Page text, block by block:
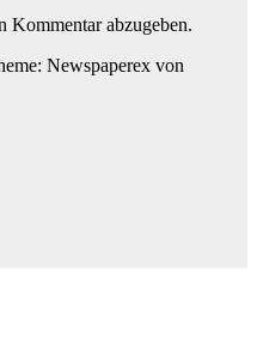
Kommentar abzugeben.
Newspaperex von